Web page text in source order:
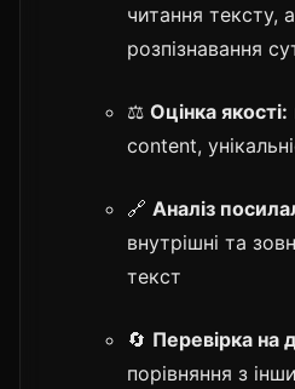
читання тексту,
розпізнавання
⚖️ Оцінка якості:
content,
🔗 Аналіз
внутрішні та
текст
🔄 Перевірка на
порівняння з